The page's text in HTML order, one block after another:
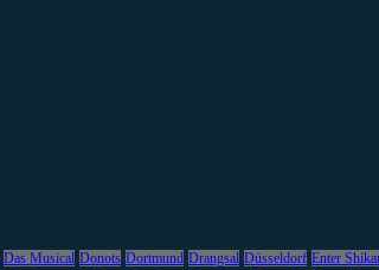
Das Musical Donots Dortmund Drangsal Düsseldorf Enter